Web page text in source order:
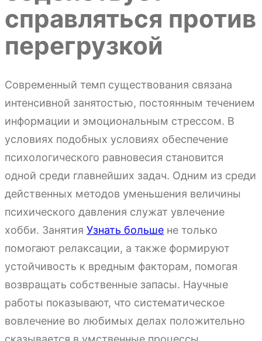
справляться против
перегрузкой
Современный темп существования связана
интенсивной занятостью, постоянным течением
информации и эмоциональным стрессом. В
условиях подобных условиях обеспечение
психологического равновесия становится
одной среди главнейших задач. Одним из среди
действенных методов уменьшения величины
психического давления служат увлечение
хобби. Занятия Узнать больше не только
помогают релаксации, а также формируют
устойчивость к вредным факторам, помогая
возвращать собственные запасы. Научные
работы показывают, что систематическое
вовлечение во любимых делах положительно